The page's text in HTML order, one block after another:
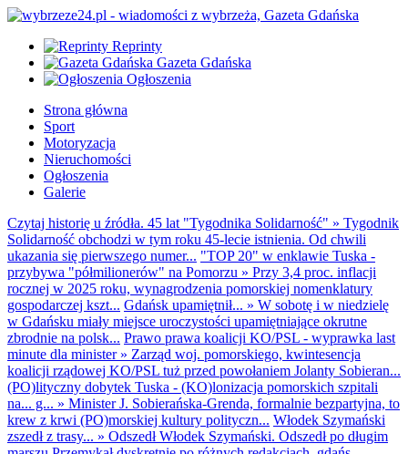
Reprinty
Gazeta Gdańska
Ogłoszenia
Strona główna
Sport
Motoryzacja
Nieruchomości
Ogłoszenia
Galerie
Czytaj historię u źródła. 45 lat "Tygodnika Solidarność" » Tygodnik
Solidarność obchodzi w tym roku 45-lecie istnienia. Od chwili
ukazania się pierwszego numer... "TOP 20" w enklawie Tuska -
przybywa "półmilionerów" na Pomorzu » Przy 3,4 proc. inflacji
rocznej w 2025 roku, wynagrodzenia pomorskiej nomenklatury
gospodarczej kszt... Gdańsk upamiętnił... » W sobotę i w niedzielę
w Gdańsku miały miejsce uroczystości upamiętniające okrutne
zbrodnie na polsk... Prawo prawa koalicji KO/PSL - wyprawka last
minute dla minister» Zarząd woj. pomorskiego, kwintesencja
koalicji rządowej KO/PSL tuż przed powołaniem Jolanty Sobieran...
(PO)lityczny dobytek Tuska - (KO)lonizacja pomorskich szpitali
na... g... » Minister J. Sobierańska-Grenda, formalnie bezpartyjna, to
krew z krwi (PO)morskiej kultury polityczn... Włodek Szymański
zszedł z trasy... » Odszedł Włodek Szymański. Odszedł po długim